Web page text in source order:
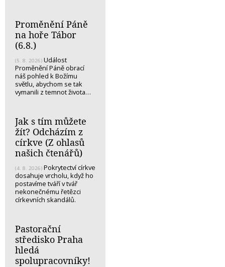
Proměnění Páně
na hoře Tábor
(6.8.)
(5. 8. 2026) Událost
Proměnění Páně obrací
náš pohled k Božímu
světlu, abychom se tak
vymanili z temnot života…
Jak s tím můžete
žít? Odcházím z
církve (Z ohlasů
našich čtenářů)
(4. 8. 2026) Pokrytectví církve
dosahuje vrcholu, když ho
postavíme tváří v tvář
nekonečnému řetězci
církevních skandálů.
Pastorační
středisko Praha
hledá
spolupracovníky!